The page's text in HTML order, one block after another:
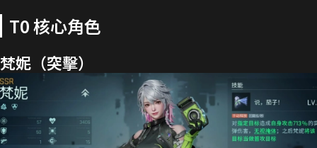
T0 核心角色
梵妮（突擊）